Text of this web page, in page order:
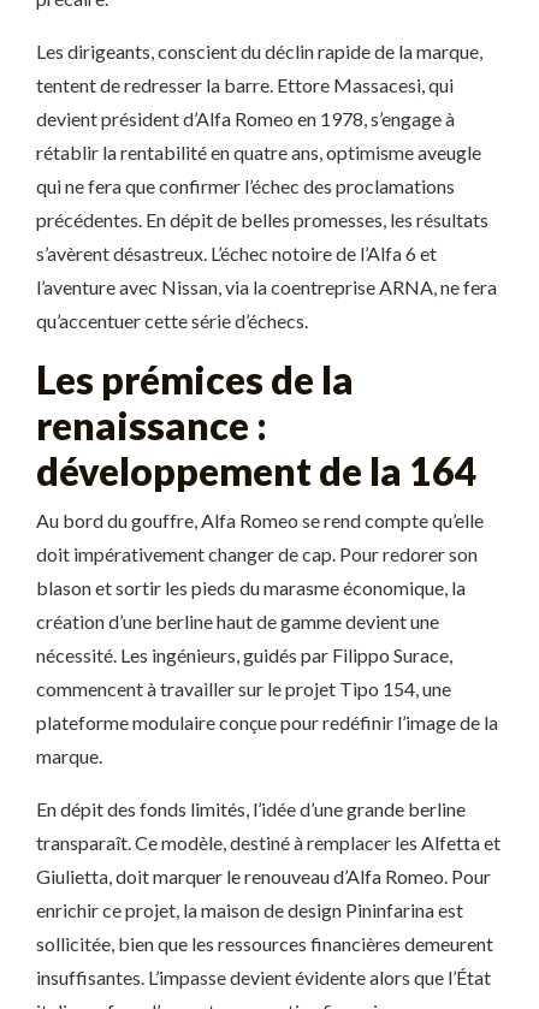
Les dirigeants, conscient du déclin rapide de la marque,
tentent de redresser la barre. Ettore Massacesi, qui
devient président d’Alfa Romeo en 1978, s’engage à
rétablir la rentabilité en quatre ans, optimisme aveugle
qui ne fera que confirmer l’échec des proclamations
précédentes. En dépit de belles promesses, les résultats
s’avèrent désastreux. L’échec notoire de l’Alfa 6 et
l’aventure avec Nissan, via la coentreprise ARNA, ne fera
qu’accentuer cette série d’échecs.
Les prémices de la
renaissance :
développement de la 164
Au bord du gouffre, Alfa Romeo se rend compte qu’elle
doit impérativement changer de cap. Pour redorer son
blason et sortir les pieds du marasme économique, la
création d’une berline haut de gamme devient une
nécessité. Les ingénieurs, guidés par Filippo Surace,
commencent à travailler sur le projet Tipo 154, une
plateforme modulaire conçue pour redéfinir l’image de la
marque.
En dépit des fonds limités, l’idée d’une grande berline
transparaît. Ce modèle, destiné à remplacer les Alfetta et
Giulietta, doit marquer le renouveau d’Alfa Romeo. Pour
enrichir ce projet, la maison de design Pininfarina est
sollicitée, bien que les ressources financières demeurent
insuffisantes. L’impasse devient évidente alors que l’État